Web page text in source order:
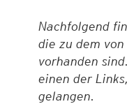
Nachfolgend
die zu dem
vorhanden
einen der
gelangen.